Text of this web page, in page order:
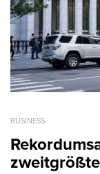
BUSINESS